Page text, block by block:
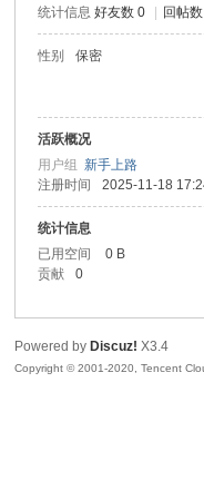
统计信息 好友数 0 回帖
性别 保密
活跃概况
用户组新手上路
注册时间
2025-11-18
统计信息
已用空间
0 B
贡献
0
Powered by Discuz! X3.4
Copyright © 2001-2020, Tencent